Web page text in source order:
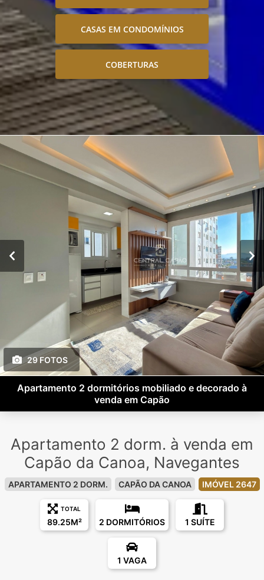
CASAS EM CONDOMÍNIOS
COBERTURAS
29 FOTOS
Apartamento 2 dormitórios mobiliado e decorado à
venda em Capão
Apartamento 2 dorm. à venda em
Capão da Canoa, Navegantes
APARTAMENTO 2 DORM. CAPÃO DA CANOA IMÓVEL 2647
TOTAL
89.25M² 2 DORMITÓRIOS 1 SUÍTE
1 VAGA